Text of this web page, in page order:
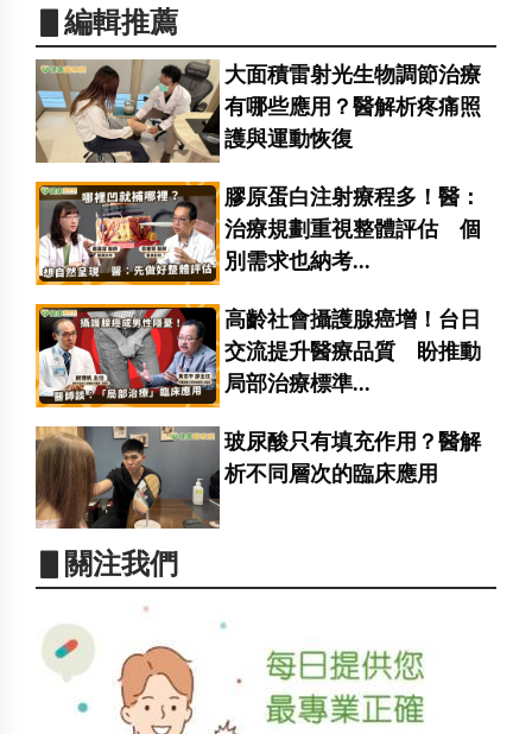
▋編輯推薦
大面積雷射光生物調節治療
有哪些應用？醫解析疼痛照
護與運動恢復
膠原蛋白注射療程多！醫：
治療規劃重視整體評估 個
別需求也納考...
高齡社會攝護腺癌增！台日
交流提升醫療品質 盼推動
局部治療標準...
玻尿酸只有填充作用？醫解
析不同層次的臨床應用
▋關注我們